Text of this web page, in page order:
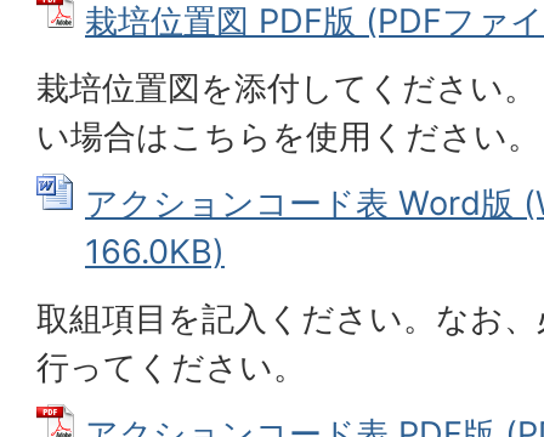
栽培位置図 PDF版 (PDFファ
栽培位置図を添付してください
い場合はこちらを使用ください。
アクションコード表 Word版
166.0KB)
取組項目を記入ください。なお
行ってください。